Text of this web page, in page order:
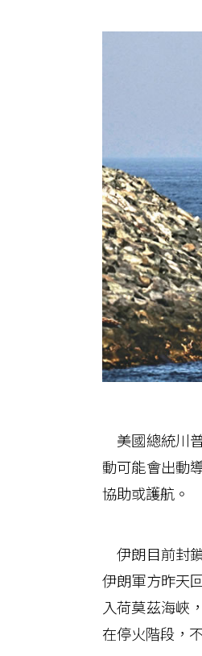
美國總統川
動可能會出動
協助或護航。
伊朗目前封
伊朗軍方昨天
入荷莫茲海峽
在停火階段，